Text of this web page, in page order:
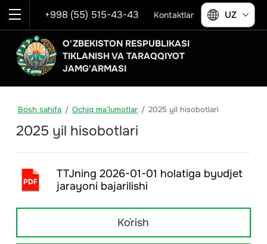
O'ZBEKISTON RESPUBLIKASI
TIKLANISH VA TARAQQIYOT
JAMG'ARMASI
+998 (55) 515-43-43 Kontaktlar UZ
Bosh sahifa / Ochiq ma’lumotlar / 2025 yil hisobotlari
2025 yil hisobotlari
TTJning 2026-01-01 holatiga byudjet
jarayoni bajarilishi
Ko`rish